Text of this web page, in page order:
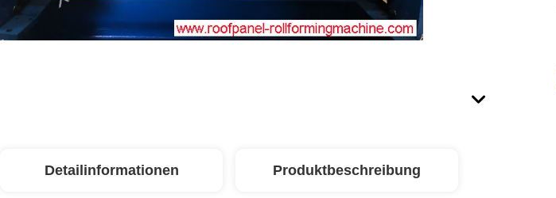
Detailinformationen Produktbeschreibung